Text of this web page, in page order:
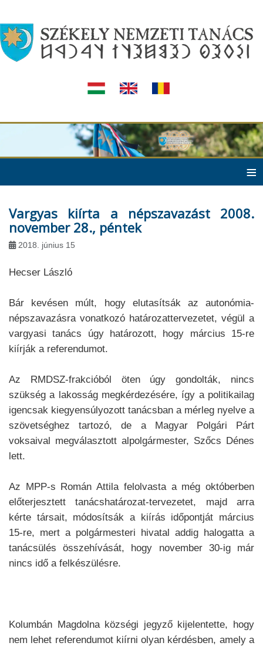
≡
Vargyas kiírta a népszavazást 2008.
november 28., péntek
2018. június 15
Hecser László
Bár kevésen múlt, hogy elutasítsák az autonómia-
népszavazásra vonatkozó határozattervezetet, végül a
vargyasi tanács úgy határozott, hogy március 15-re
kiírják a referendumot.
Az RMDSZ-frakcióból öten úgy gondolták, nincs
szükség a lakosság megkérdezésére, így a politikailag
igencsak kiegyensúlyozott tanácsban a mérleg nyelve a
szövetséghez tartozó, de a Magyar Polgári Párt
voksaival megválasztott alpolgármester, Szőcs Dénes
lett.
Az MPP-s Román Attila felolvasta a még októberben
előterjesztett tanácshatározat-tervezetet, majd arra
kérte társait, módosítsák a kiírás időpontját március
15-re, mert a polgármesteri hivatal addig halogatta a
tanácsülés összehívását, hogy november 30-ig már
nincs idő a felkészülésre.
Kolumbán Magdolna községi jegyző kijelentette, hogy
nem lehet referendumot kiírni olyan kérdésben, amely a